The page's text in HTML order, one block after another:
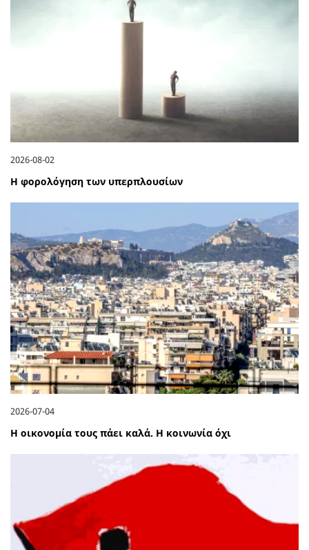
2026-08-02
Η φορολόγηση των υπερπλουσίων
2026-07-04
Η οικονομία τους πάει καλά. Η κοινωνία όχι